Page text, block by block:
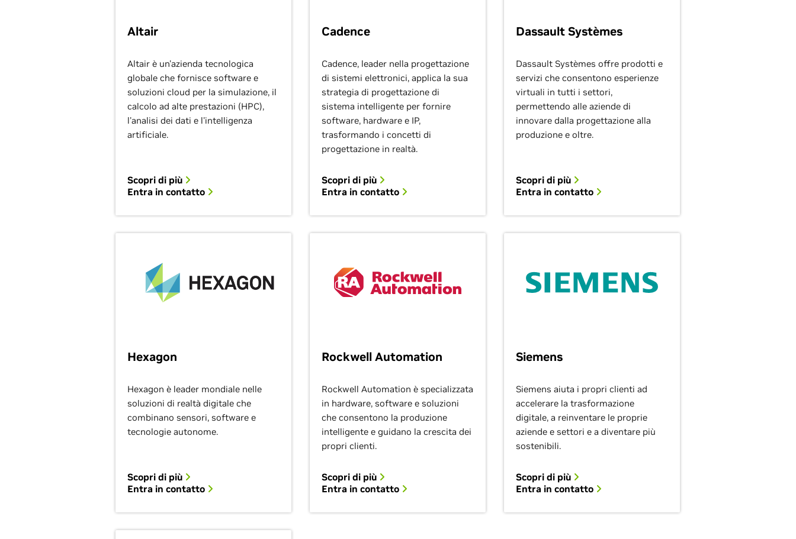
Altair
Altair è un'azienda tecnologica
globale che fornisce software e
soluzioni cloud per la simulazione, il
calcolo ad alte prestazioni (HPC),
l'analisi dei dati e l'intelligenza
artificiale.
Scopri di più
Entra in contatto
Cadence
Cadence, leader nella progettazione
di sistemi elettronici, applica la sua
strategia di progettazione di
sistema intelligente per fornire
software, hardware e IP,
trasformando i concetti di
progettazione in realtà.
Scopri di più
Entra in contatto
Dassault Systèmes
Dassault Systèmes offre prodotti e
servizi che consentono esperienze
virtuali in tutti i settori,
permettendo alle aziende di
innovare dalla progettazione alla
produzione e oltre.
Scopri di più
Entra in contatto
Hexagon
Hexagon è leader mondiale nelle
soluzioni di realtà digitale che
combinano sensori, software e
tecnologie autonome.
Scopri di più
Entra in contatto
Rockwell Automation
Rockwell Automation è specializzata
in hardware, software e soluzioni
che consentono la produzione
intelligente e guidano la crescita dei
propri clienti.
Scopri di più
Entra in contatto
Siemens
Siemens aiuta i propri clienti ad
accelerare la trasformazione
digitale, a reinventare le proprie
aziende e settori e a diventare più
sostenibili.
Scopri di più
Entra in contatto